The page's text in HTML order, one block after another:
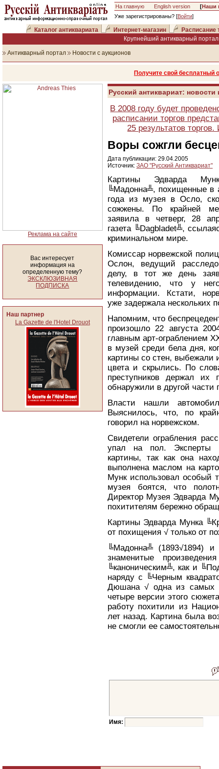
На главную English version [Наши
Уже зарегистрированы? [Войти]
Каталог антиквариата Интернет-магазин
Расписание
Крупнейший антикварный
Антикварный портал Новости с аукционов
Получите свой
Реклама на сайте
Вас интересует
информация на
определенную тему?
ЭКСКЛЮЗИВНАЯ
ПОДПИСКА
Наш партнер
La Gazette de l'Hotel Drouot
Русский антиквариат:
В 2008 году будет
расписании торгов
25 результатов
Воры сожгли
Дата публикации: 29.04.2005
Источник: ЗАО "Русский Антиквариат"
Картины Эдварда
╚Мадонна╩, похищенные в
года из музея в Осло,
сожжены. По крайней
заявила в четверг, 28
газета ╚Dagbladet╩,
криминальном мире.
Комиссар норвежской
Ослон, ведущий
делу, в тот же день
телевидению, что у
информации. Кстати,
уже задержала нескольких
Напомним, что
произошло 22 августа
главным арт-ограблением
в музей среди бела дня,
картины со стен, выбежали
цвета и скрылись. По
преступников держал
обнаружили в другой
Власти нашли
Выяснилось, что, по
говорил на норвежском.
Свидетели ограбления
упал на пол. Эксперты
картины, так как она
выполнена маслом на
Мунк использовал особый
музея боятся, что
Директор Музея Эдварда
похитителям бережно
Картины Эдварда Мунка
от похищения √ только от
╚Мадонна╩ (1893√1894)
знаменитые
╚каноническим╩, как и
наряду с ╚Черным
Дюшана √ одна из самых
четыре версии этого
работу похитили из
лет назад. Картина была
не смогли ее
Имя: